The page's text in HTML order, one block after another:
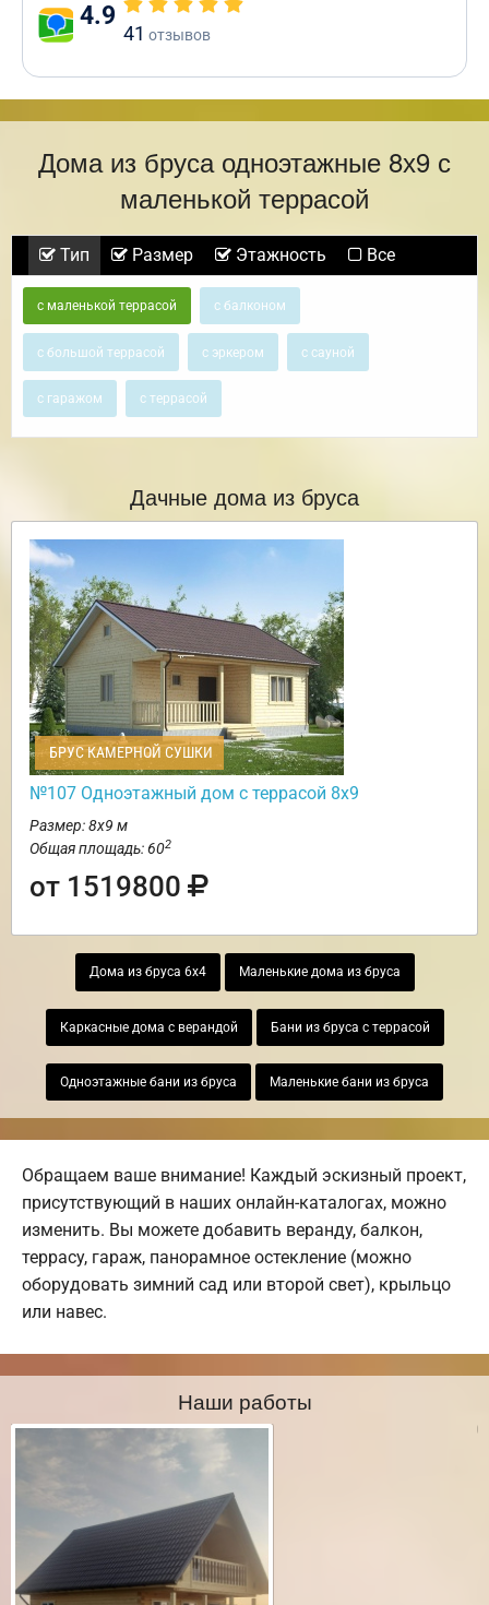
4.9
41 отзывов
Дома из бруса одноэтажные 8х9 с
маленькой террасой
Тип Размер Этажность Все
с маленькой террасой с балконом
с большой террасой с эркером с сауной
с гаражом с террасой
Дачные дома из бруса
БРУС КАМЕРНОЙ СУШКИ
№107 Одноэтажный дом с террасой 8х9
Размер: 8х9 м
Общая площадь: 602
от 1519800
Дома из бруса 6х4 Маленькие дома из бруса
Каркасные дома с верандой Бани из бруса с террасой
Одноэтажные бани из бруса Маленькие бани из бруса
Обращаем ваше внимание! Каждый эскизный проект,
присутствующий в наших онлайн-каталогах, можно
изменить. Вы можете добавить веранду, балкон,
террасу, гараж, панорамное остекление (можно
оборудовать зимний сад или второй свет), крыльцо
или навес.
Наши работы